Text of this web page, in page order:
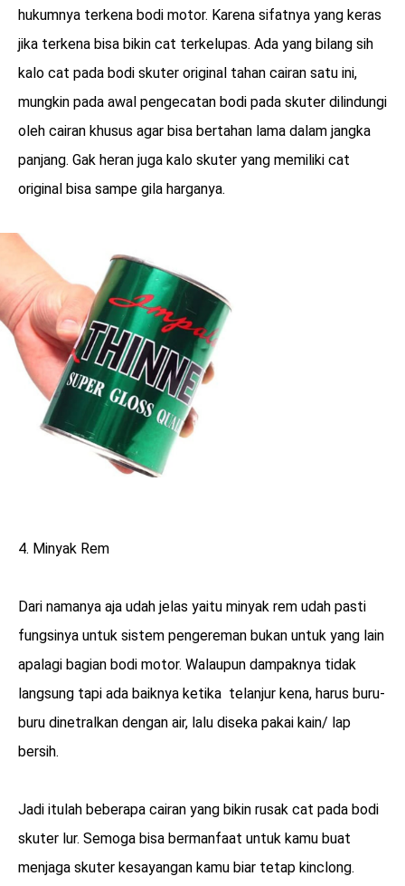
hukumnya terkena bodi motor. Karena sifatnya yang keras
jika terkena bisa bikin cat terkelupas. Ada yang bilang sih
kalo cat pada bodi skuter original tahan cairan satu ini,
mungkin pada awal pengecatan bodi pada skuter dilindungi
oleh cairan khusus agar bisa bertahan lama dalam jangka
panjang. Gak heran juga kalo skuter yang memiliki cat
original bisa sampe gila harganya.
4. Minyak Rem
Dari namanya aja udah jelas yaitu minyak rem udah pasti
fungsinya untuk sistem pengereman bukan untuk yang lain
apalagi bagian bodi motor. Walaupun dampaknya tidak
langsung tapi ada baiknya ketika telanjur kena, harus buru-
buru dinetralkan dengan air, lalu diseka pakai kain/ lap
bersih.
Jadi itulah beberapa cairan yang bikin rusak cat pada bodi
skuter lur. Semoga bisa bermanfaat untuk kamu buat
menjaga skuter kesayangan kamu biar tetap kinclong.